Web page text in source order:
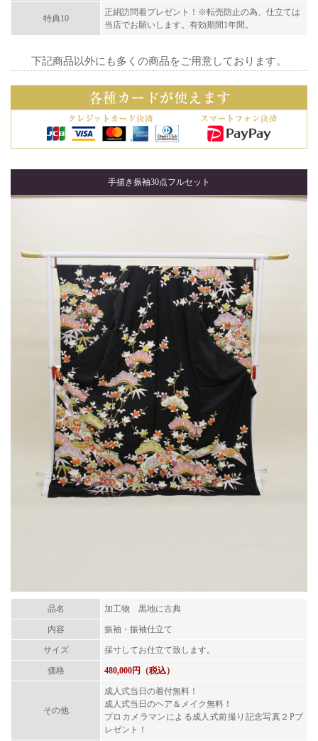
特典10
正絹訪問着プレゼント！※転売防止の為、仕立ては
当店でお願いします。有効期間1年間。
下記商品以外にも多くの商品をご用意しております。
手描き振袖30点フルセット
品名 加工物 黒地に古典
内容 振袖・振袖仕立て
サイズ 採寸してお仕立て致します。
価格 480,000円（税込）
その他
成人式当日の着付無料！
成人式当日のヘア＆メイク無料！
プロカメラマンによる成人式前撮り記念写真２ Pプ
レゼント！